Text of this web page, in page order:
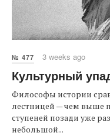
№ 477 3 weeks ago
Культурный
Философы истории
лестницей — чем выше
ступеней позади уже
небольшой...